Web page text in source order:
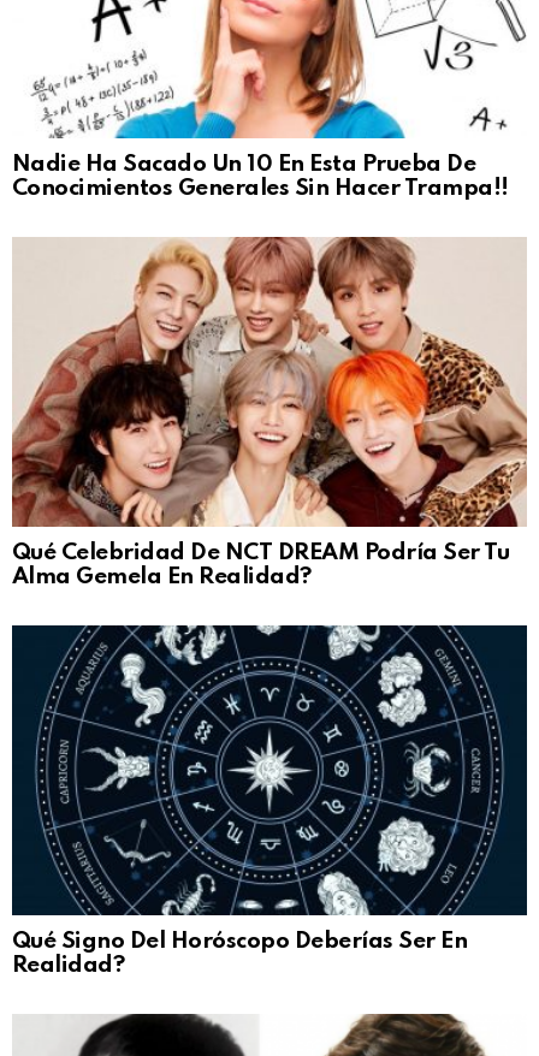
Nadie Ha Sacado Un 10 En Esta Prueba De
Conocimientos Generales Sin Hacer Trampa!!
Qué Celebridad De NCT DREAM Podría Ser Tu
Alma Gemela En Realidad?
Qué Signo Del Horóscopo Deberías Ser En
Realidad?